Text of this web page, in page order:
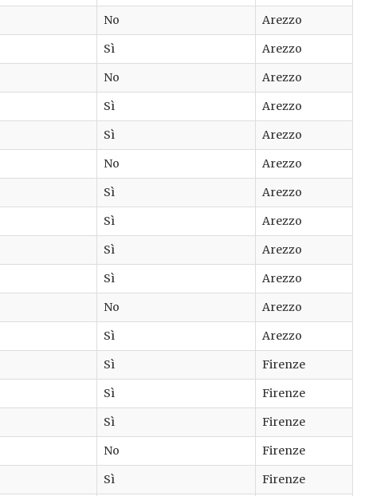
No
Arezzo
Sì
Arezzo
No
Arezzo
Sì
Arezzo
Sì
Arezzo
No
Arezzo
Sì
Arezzo
Sì
Arezzo
Sì
Arezzo
Sì
Arezzo
No
Arezzo
Sì
Arezzo
Sì
Firenze
Sì
Firenze
Sì
Firenze
No
Firenze
Sì
Firenze